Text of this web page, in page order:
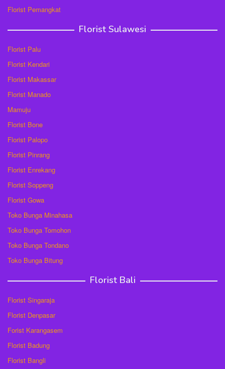
Florist Pemangkat
Florist Sulawesi
Florist Palu
Florist Kendari
Florist Makassar
Florist Manado
Mamuju
Florist Bone
Florist Palopo
Florist Pinrang
Florist Enrekang
Florist Soppeng
Florist Gowa
Toko Bunga Minahasa
Toko Bunga Tomohon
Toko Bunga Tondano
Toko Bunga Bitung
Florist Bali
Florist Singaraja
Florist Denpasar
Forist Karangasem
Florist Badung
Florist Bangli